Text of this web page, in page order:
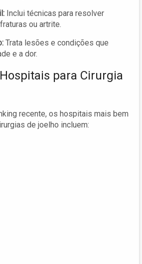
Inclui técnicas para resolver
ou artrite.
Trata lesões e condições que
e a dor.
para Cirurgia
recente, os hospitais mais bem
de joelho incluem: